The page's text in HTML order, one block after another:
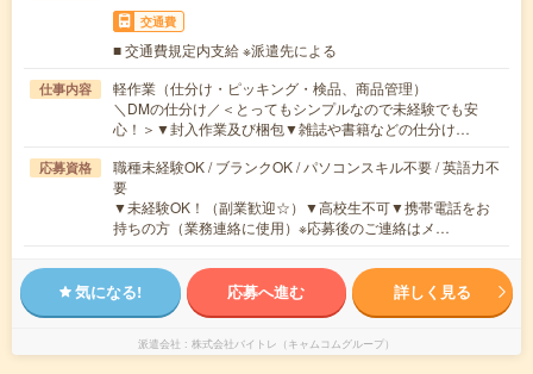
交通費
■ 交通費規定内支給 ※派遣先による
仕事内容
軽作業（仕分け・ピッキング・検品、商品管理）
＼DMの仕分け／＜とってもシンプルなので未経験でも安
心！＞▼封入作業及び梱包▼雑誌や書籍などの仕分け…
応募資格
職種未経験OK / ブランクOK / パソコンスキル不要 / 英語力不
要
▼未経験OK！（副業歓迎☆）▼高校生不可▼携帯電話をお
持ちの方（業務連絡に使用）※応募後のご連絡はメ…
気になる! 応募へ進む 詳しく見る
派遣会社 株式会社バイトレ（キャムコムグループ）